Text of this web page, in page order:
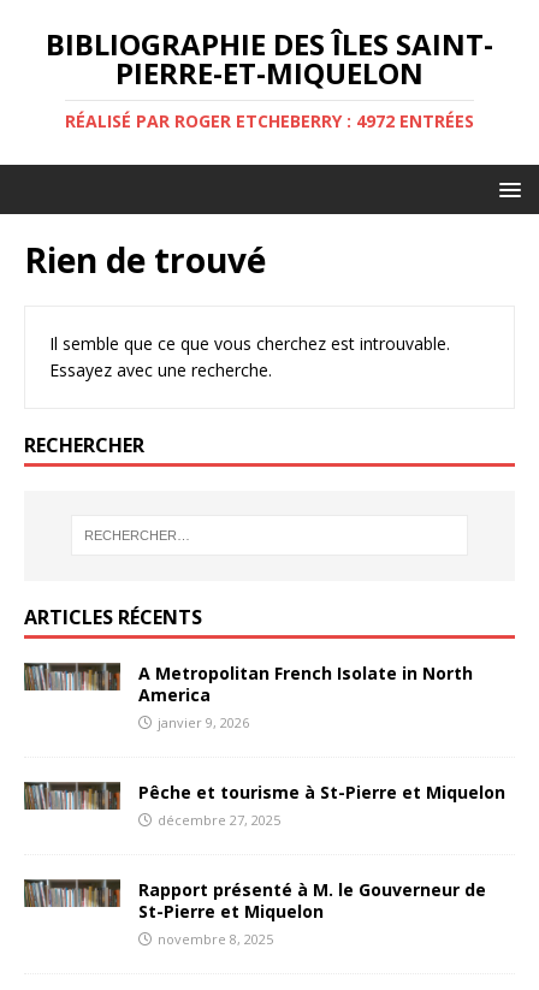
BIBLIOGRAPHIE DES ÎLES SAINT-
PIERRE-ET-MIQUELON
RÉALISÉ PAR ROGER ETCHEBERRY : 4972 ENTRÉES
Rien de trouvé
Il semble que ce que vous cherchez est introuvable.
Essayez avec une recherche.
RECHERCHER
ARTICLES RÉCENTS
A Metropolitan French Isolate in North
America
janvier 9, 2026
Pêche et tourisme à St-Pierre et Miquelon
décembre 27, 2025
Rapport présenté à M. le Gouverneur de
St-Pierre et Miquelon
novembre 8, 2025